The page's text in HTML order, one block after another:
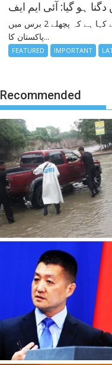
عالمی مالیاتی ادارے (آئی ایم ایف) نے کہا ہے کہ پچھلے 2 برس میں
پاکستان کا...
FEATURED IMPORTANT
Recommended